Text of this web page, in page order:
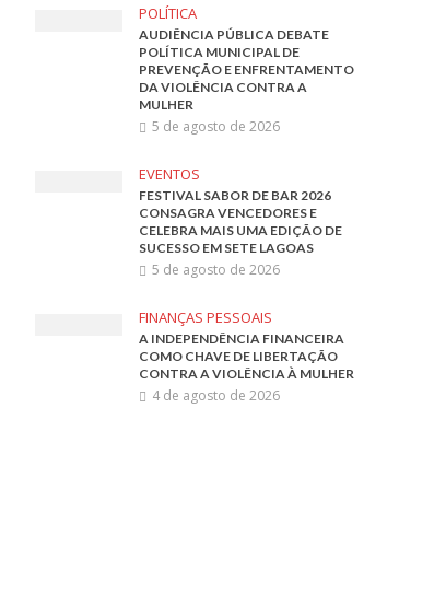
POLÍTICA
AUDIÊNCIA PÚBLICA DEBATE
POLÍTICA MUNICIPAL DE
PREVENÇÃO E ENFRENTAMENTO
DA VIOLÊNCIA CONTRA A
MULHER
5 de agosto de 2026
EVENTOS
FESTIVAL SABOR DE BAR 2026
CONSAGRA VENCEDORES E
CELEBRA MAIS UMA EDIÇÃO DE
SUCESSO EM SETE LAGOAS
5 de agosto de 2026
FINANÇAS PESSOAIS
A INDEPENDÊNCIA FINANCEIRA
COMO CHAVE DE LIBERTAÇÃO
CONTRA A VIOLÊNCIA À MULHER
4 de agosto de 2026